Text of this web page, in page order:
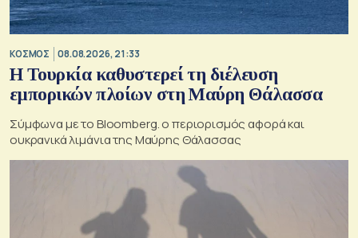
ΚΟΣΜΟΣ 08.08.2026, 21:33
Η Τουρκία καθυστερεί τη διέλευση
εμπορικών πλοίων στη Μαύρη Θάλασσα
Σύμφωνα με το Bloomberg. ο περιορισμός αφορά και
ουκρανικά λιμάνια της Μαύρης Θάλασσας